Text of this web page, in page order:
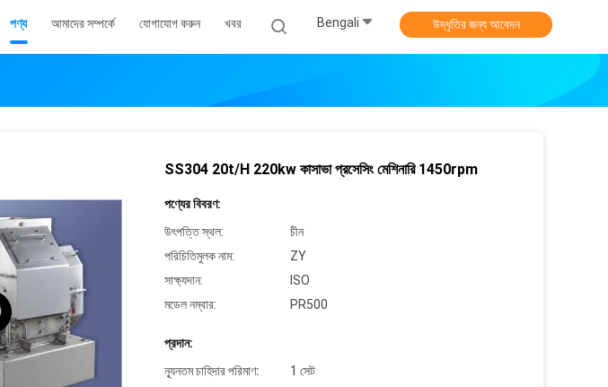
পণ্য আমাদের সম্পর্কে যোগাযোগ করুন খবর Bengali উদ্ধৃতির জন্য আবেদন
SS304 20t/H 220kw কাসাভা প্রসেসিং মেশিনারি 1450rpm
পণ্যের বিবরণ:
উৎপত্তি স্থল:
চীন
পরিচিতিমুলক নাম:
ZY
সাক্ষ্যদান:
ISO
মডেল নম্বার:
PR500
প্রদান:
ন্যূনতম চাহিদার পরিমাণ:
1 সেট